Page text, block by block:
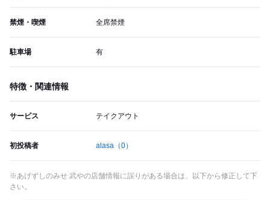
禁煙・喫煙 全席禁煙
駐車場 有
特徴・関連情報
サービス テイクアウト
初投稿者 alasa （0）
※あげずしのみせ 武やの店舗情報に誤りがある場合は、以下から修正して下
さい。